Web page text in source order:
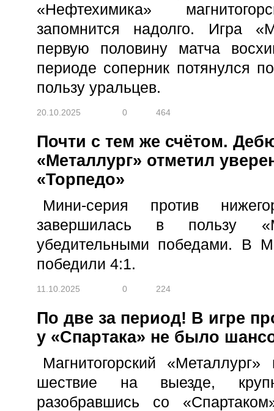
«Нефтехимика»
запомнится надолго. Игра
первую половину матча
периоде соперник потянулся
пользу уральцев.
20.10.2025 0 464
Почти с тем же счётом.
«Металлург» отметил
«Торпедо»
Мини-серия против
завершилась в пользу
убедительными победами. В
победили 4:1.
11.10.2025 0 224
По две за период! В игре
у «Спартака» не было
Магнитогорский
шествие на выезде,
разобравшись со